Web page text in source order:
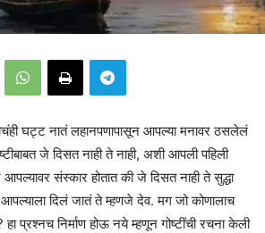
घट्ट नातं लहानपणापासून आपल्या मनावर ठसलेलं
जे दिसत नाही ते नाही, अशी आपली पहिली
संस्कार होतात की जे दिसत नाही ते सुद्धा
दिलं जातं ते म्हणजे देव. मग जो कोणालाच
प्रश्नच निर्माण होऊ नये म्हणून गोष्टींची रचना केली